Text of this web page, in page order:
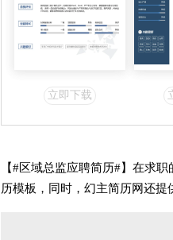
立即下载
【#区域总监应聘简历#】在求
历模板，同时，幻主简历网还